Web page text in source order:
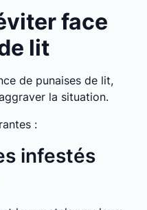
face
lit
de punaises de lit,
la situation.
:
infestés